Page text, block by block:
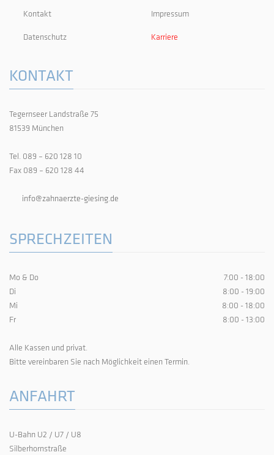
Kontakt Impressum
Datenschutz Karriere
KONTAKT
Tegernseer Landstraße 75
81539 München
Tel. 089 – 620 128 10
Fax 089 – 620 128 44
info@zahnaerzte-giesing.de
SPRECHZEITEN
Mo & Do
7:00 - 18:00
Di
8:00 - 19:00
Mi
8:00 - 18:00
Fr
8:00 - 13:00
Alle Kassen und privat.
Bitte vereinbaren Sie nach Möglichkeit einen Termin.
ANFAHRT
U-Bahn U2 / U7 / U8
Silberhornstraße